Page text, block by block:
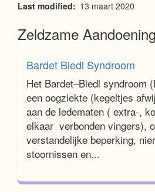
Contact
Last modified 13 maart 2020
Zeldzame Aandoening
Bardet Biedl Syndroom
Het Bardet–Biedl syndroom
een oogziekte (kegeltjes
aan de ledematen ( extra-,
elkaar verbonden vingers),
verstandelijke beperking,
stoornissen en...